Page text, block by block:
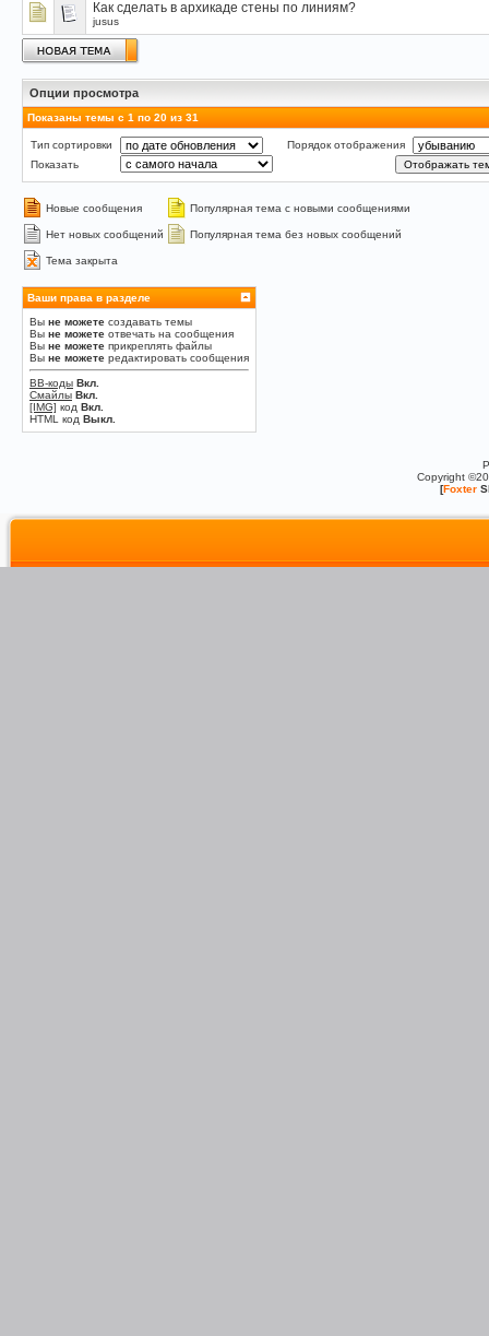
Как сделать в архикаде стены по линиям?
jusus
Опции просмотра
Показаны темы с 1 по 20 из 31
Тип сортировки
Порядок отображения
Показать
Новые сообщения Популярная тема с новыми сообщениями
Нет новых сообщений Популярная тема без новых сообщений
Тема закрыта
Ваши права в разделе
Вы не можете создавать темы
Вы не можете отвечать на сообщения
Вы не можете прикреплять файлы
Вы не можете редактировать сообщения
BB-коды Вкл.
Смайлы Вкл.
[IMG] код Вкл.
HTML код Выкл.
Copyright
[Foxter